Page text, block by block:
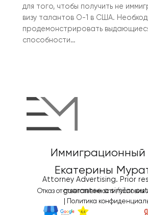
для того, чтобы получить не
визу талантов O-1 в США.
продемонстрировать
способности…
Иммиграционный
Екатерины
Attorney Advertising. Prior
guarantee a similar
Отказ от ответственности/условия
Политика